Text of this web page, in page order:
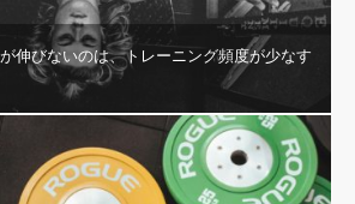
伸びないのは、トレーニング頻度が少なす